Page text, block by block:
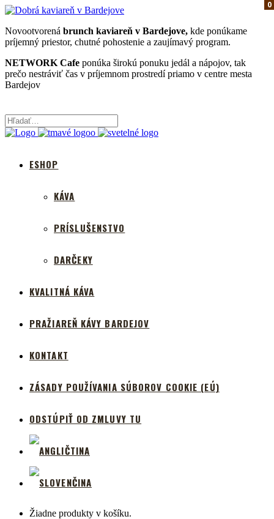
Novootvorená brunch kaviareň v Bardejove, kde ponúkame
príjemný priestor, chutné pohostenie a zaujímavý program.
NETWORK Cafe ponúka širokú ponuku jedál a nápojov, tak
prečo nestráviť čas v príjemnom prostredí priamo v centre mesta
Bardejov
ESHOP
KÁVA
PRÍSLUŠENSTVO
DARČEKY
KVALITNÁ KÁVA
PRAŽIAREŇ KÁVY BARDEJOV
KONTAKT
ZÁSADY POUŽÍVANIA SÚBOROV COOKIE (EÚ)
ODSTÚPIŤ OD ZMLUVY TU
0
Žiadne produkty v košíku.
0
0